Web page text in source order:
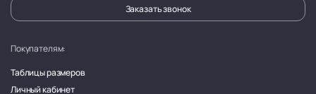
Заказать звонок
Покупателям:
Таблицы размеров
Личный кабинет